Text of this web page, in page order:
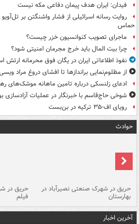
فیدان: ایران هدف پیمان دفاعی مکه نیست
روایت رسانه اسرائیلی از فشار واشنگتن بر
حماس
ماجرای تصویب کنوانسیون خزر چیست؟
چرا بیت المال باید خرج مجرمان امنیتی شود؟
نفوذ اطلاعاتی ایران در یگان فوق محرمانه ارتش
از مظلوم‌نمایی براندازها تا افشای دروغ مراد
ادعای زلنسکی درباره تامین ماهانه موشک‌های
شوخی حاج‌قاسم با خبرنگار در عملیات آزادسازی
رویای اف-۳۵ ترکیه در بن‌بست
حوادث
حریق در شهرک صنعتی نصیرآباد در
بهارستان
حریق در
فیلم
آخرین اخبار